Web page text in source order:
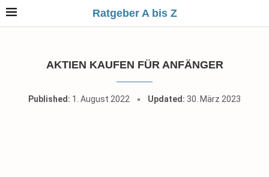
Ratgeber A bis Z
AKTIEN KAUFEN FÜR ANFÄNGER
Published: 1. August 2022 Updated: 30. März 2023